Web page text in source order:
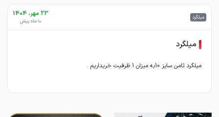
میلگرد 23 مهر، 1404
10 ماه پیش
میلگرد
میلگرد ثامن سایز 10به میزان 1 ظرفیت خریداریم .